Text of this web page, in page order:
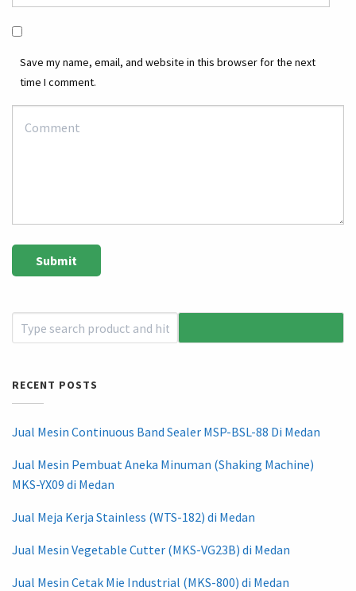
Save my name, email, and website in this browser for the next
time I comment.
RECENT POSTS
Jual Mesin Continuous Band Sealer MSP-BSL-88 Di Medan
Jual Mesin Pembuat Aneka Minuman (Shaking Machine)
MKS-YX09 di Medan
Jual Meja Kerja Stainless (WTS-182) di Medan
Jual Mesin Vegetable Cutter (MKS-VG23B) di Medan
Jual Mesin Cetak Mie Industrial (MKS-800) di Medan